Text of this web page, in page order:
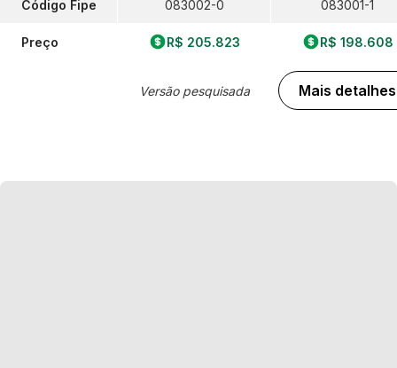
Código Fipe
Preço
083002-0
R$ 205.823
Versão pesquisada
083001-1
R$ 198.608
Mais detalhes